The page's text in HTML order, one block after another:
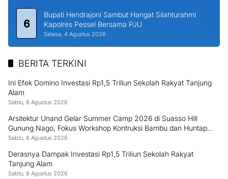
6
Bupati Hendrajoni Sambut Hangat Silahturahmi
Kapolres Pessel Bersama PJU
Selasa, 4 Agustus 2026
BERITA TERKINI
Ini Efek Domino Investasi Rp1,5 Triliun Sekolah Rakyat Tanjung
Alam
Sabtu, 8 Agustus 2026
Arsitektur Unand Gelar Summer Camp 2026 di Suasso Hill
Gunung Nago, Fokus Workshop Kontruksi Bambu dan Huntap
Kayu
Sabtu, 8 Agustus 2026
Derasnya Dampak Investasi Rp1,5 Triliun Sekolah Rakyat
Tanjung Alam
Sabtu, 8 Agustus 2026